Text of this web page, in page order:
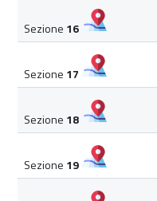
Sezione 16
Sezione 17
Sezione 18
Sezione 19